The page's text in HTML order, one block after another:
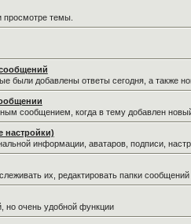
просмотре темы.
были добавлены ответы сегодня, а также
сообщением, когда в тему добавлен
настройки)
информации, аватаров, подписи,
их, редактировать папки
но очень удобной функции